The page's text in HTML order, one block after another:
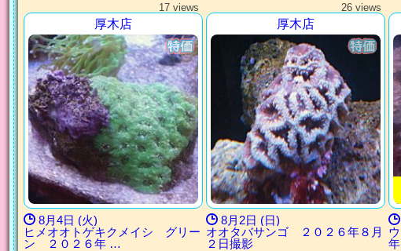
17 views
厚木店
8月4日 (火)
ヒメオオトゲキクメイシ グリー
ン ２０２６年 …
26 views
厚木店
8月2日 (日)
オオタバサンゴ ２０２６年８月
２日撮影